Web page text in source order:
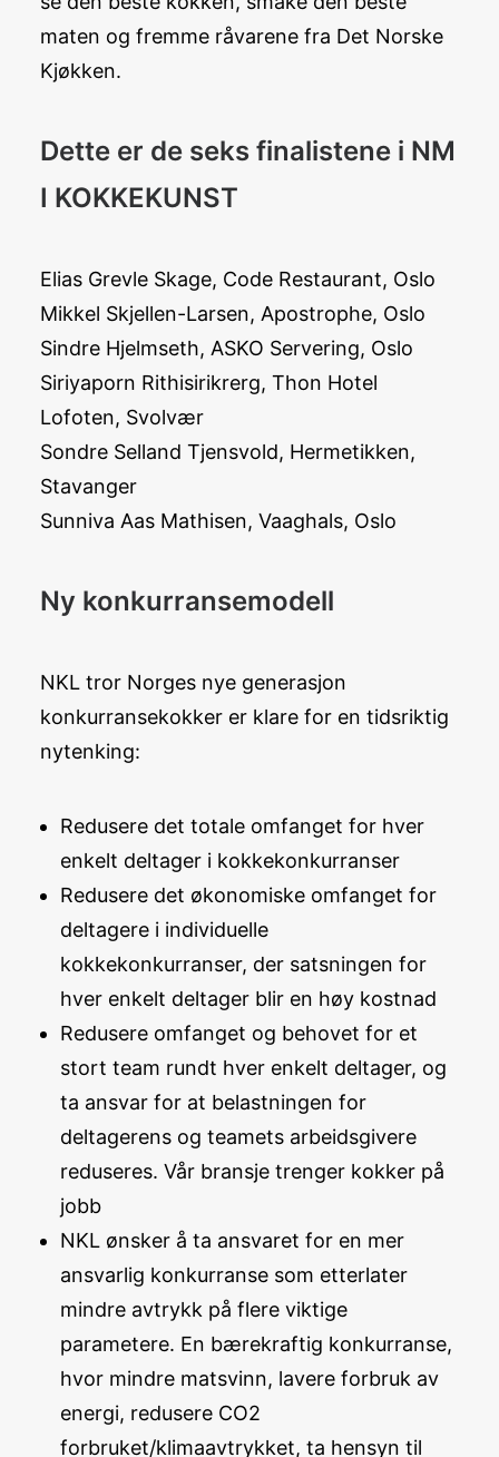
maten og fremme råvarene fra Det Norske
Kjøkken.
Dette er de seks finalistene i NM
I KOKKEKUNST
Elias Grevle Skage, Code Restaurant, Oslo
Mikkel Skjellen-Larsen, Apostrophe, Oslo
Sindre Hjelmseth, ASKO Servering, Oslo
Siriyaporn Rithisirikrerg, Thon Hotel
Lofoten, Svolvær
Sondre Selland Tjensvold, Hermetikken,
Stavanger
Sunniva Aas Mathisen, Vaaghals, Oslo
Ny konkurransemodell
NKL tror Norges nye generasjon
konkurransekokker er klare for en tidsriktig
nytenking:
Redusere det totale omfanget for hver
enkelt deltager i kokkekonkurranser
Redusere det økonomiske omfanget for
deltagere i individuelle
kokkekonkurranser, der satsningen for
hver enkelt deltager blir en høy kostnad
Redusere omfanget og behovet for et
stort team rundt hver enkelt deltager, og
ta ansvar for at belastningen for
deltagerens og teamets arbeidsgivere
reduseres. Vår bransje trenger kokker på
jobb
NKL ønsker å ta ansvaret for en mer
ansvarlig konkurranse som etterlater
mindre avtrykk på flere viktige
parametere. En bærekraftig konkurranse,
hvor mindre matsvinn, lavere forbruk av
energi, redusere CO2
forbruket/klimaavtrykket, ta hensyn til